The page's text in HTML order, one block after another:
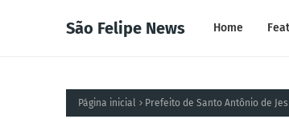
São Felipe News Home
Página inicial Prefeito de Santo Antônio de